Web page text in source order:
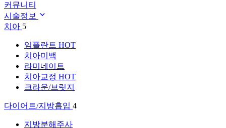
커뮤니티
시술정보
치아 5
임플란트 HOT
치아미백
라미네이트
치아교정 HOT
크라운/브릿지
다이어트/지방흡입 4
지방분해주사